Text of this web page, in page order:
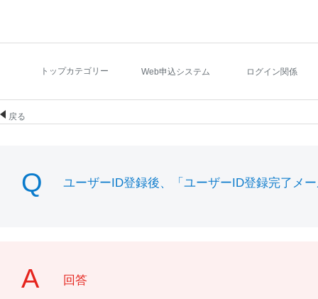
トップカテゴリー Web申込システム ログイン関係
戻る
ユーザーID登録後、「ユーザーID登録完了メ
回答